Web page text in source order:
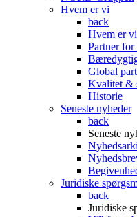
Hvem er vi
back
Hvem er vi
Partner
Global
Kvalitet &
Historie
Seneste nyheder
back
Seneste
Juridiske
back
Juridiske